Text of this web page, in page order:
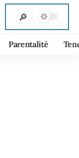
Parentalité